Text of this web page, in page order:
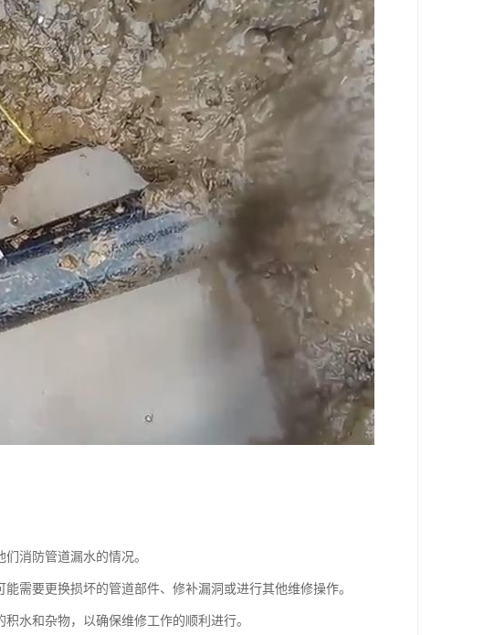
消防管道漏水的情况。
需要更换损坏的管道部件、修补漏洞或进行其他维修操作。
水和杂物，以确保维修工作的顺利进行。